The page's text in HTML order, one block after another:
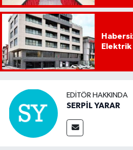
Elektrik
EDITÖR HAKKINDA
SERPİL YARAR